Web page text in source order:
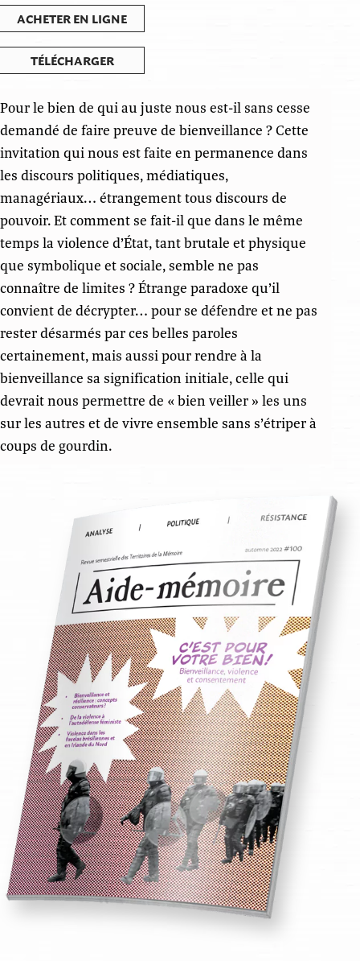
ACHETER EN LIGNE
TÉLÉCHARGER
Pour le bien de qui au juste nous est-il sans cesse
demandé de faire preuve de bienveillance ? Cette
invitation qui nous est faite en permanence dans
les discours politiques, médiatiques,
managériaux… étrangement tous discours de
pouvoir. Et comment se fait-il que dans le même
temps la violence d’État, tant brutale et physique
que symbolique et sociale, semble ne pas
connaître de limites ? Étrange paradoxe qu’il
convient de décrypter… pour se défendre et ne pas
rester désarmés par ces belles paroles
certainement, mais aussi pour rendre à la
bienveillance sa signification initiale, celle qui
devrait nous permettre de « bien veiller » les uns
sur les autres et de vivre ensemble sans s’étriper à
coups de gourdin.